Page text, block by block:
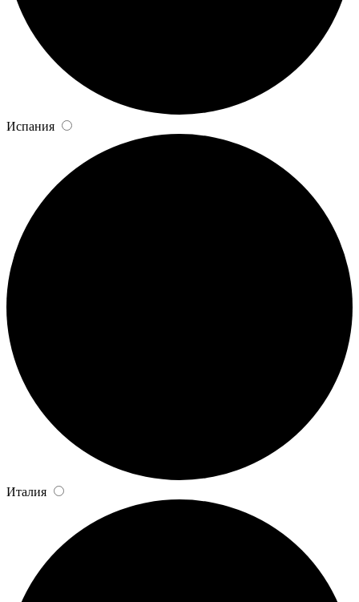
Испания
Италия